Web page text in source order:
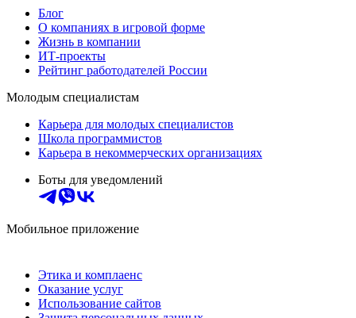
Блог
О компаниях в игровой форме
Жизнь в компании
ИТ-проекты
Рейтинг работодателей России
Молодым специалистам
Карьера для молодых специалистов
Школа программистов
Карьера в некоммерческих организациях
Боты для уведомлений
Мобильное приложение
Этика и комплаенс
Оказание услуг
Использование сайтов